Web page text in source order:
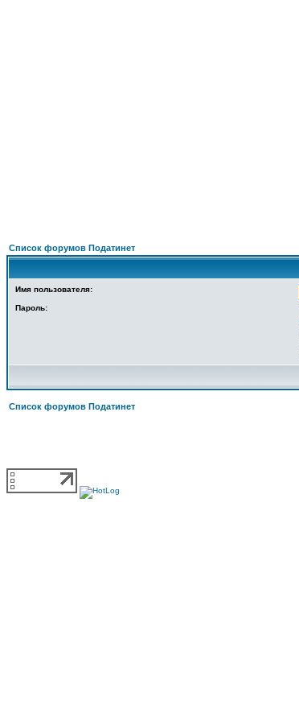
Список форумов Податинет
Имя пользователя:
Пароль:
Список форумов Податинет